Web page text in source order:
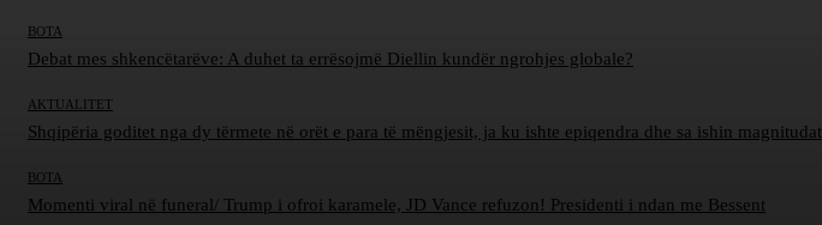
BOTA
Debat mes shkencëtarëve: A duhet ta errësojmë Diellin kundër ngrohjes globale?
AKTUALITET
Shqipëria goditet nga dy tërmete në orët e para të mëngjesit, ja ku ishte epiqendra dhe sa ishin magnitudat
BOTA
Momenti viral në funeral/ Trump i ofroi karamele, JD Vance refuzon! Presidenti i ndan me Bessent